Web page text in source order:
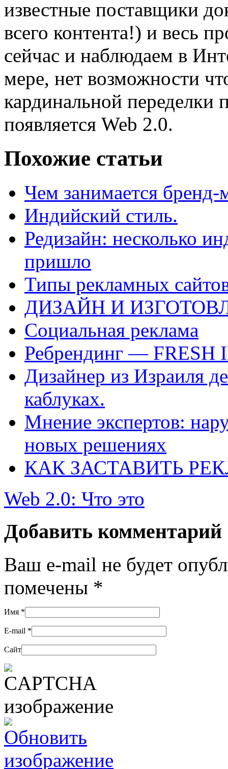
известные поставщики
всего контента!) и весь
сейчас и наблюдаем в
мере, нет возможности
кардинальной переделки
появляется Web 2.0.
Похожие статьи
Чем занимается бренд-
Индийский стиль.
Редизайн: несколько
пришло
Типы рекламных
ДИЗАЙН И
Социальная реклама
Ребрендинг — FRESH
Дизайнер из Израиля
каблуках.
Мнение экспертов:
новых решениях
КАК ЗАСТАВИТЬ
Web 2.0: Что это
Добавить комментарий
Ваш e-mail не будет
помечены *
Имя *
E-mail *
Сайт